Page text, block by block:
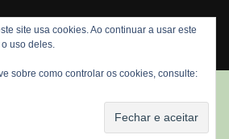
Nerds. Todos os direitos reservados
site usa cookies. Ao continuar a usar este
uso deles.
sobre como controlar os cookies, consulte: